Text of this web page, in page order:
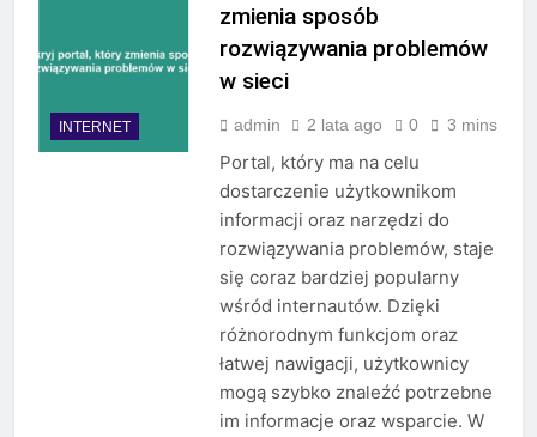
INTERNET
zmienia sposób
rozwiązywania problemów
w sieci
admin 2 lata ago 0 3 mins
Portal, który ma na celu
dostarczenie użytkownikom
informacji oraz narzędzi do
rozwiązywania problemów, staje
się coraz bardziej popularny
wśród internautów. Dzięki
różnorodnym funkcjom oraz
łatwej nawigacji, użytkownicy
mogą szybko znaleźć potrzebne
im informacje oraz wsparcie. W